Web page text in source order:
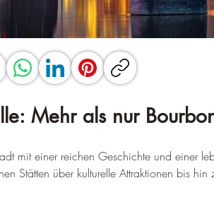
Mehr als nur
mit einer reichen Geschichte und einer
Stätten über kulturelle Attraktionen bis